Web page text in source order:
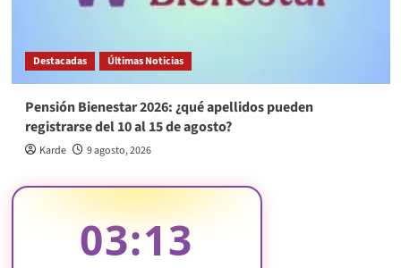
Destacadas Últimas Noticias
Pensión Bienestar 2026: ¿qué apellidos pueden
registrarse del 10 al 15 de agosto?
Karde 9 agosto, 2026
03:13